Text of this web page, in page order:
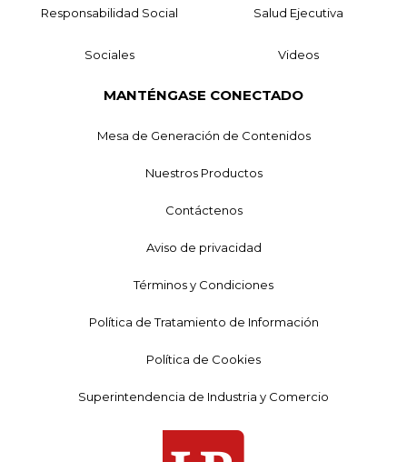
Responsabilidad Social Salud Ejecutiva
Sociales Videos
MANTÉNGASE CONECTADO
Mesa de Generación de Contenidos
Nuestros Productos
Contáctenos
Aviso de privacidad
Términos y Condiciones
Política de Tratamiento de Información
Política de Cookies
Superintendencia de Industria y Comercio